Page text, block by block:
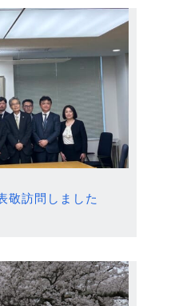
敬訪問しました